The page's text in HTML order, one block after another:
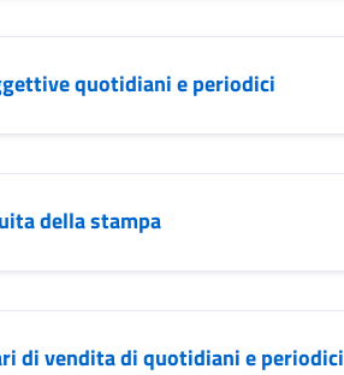
quotidiani e periodici
della stampa
di vendita di quotidiani e periodici